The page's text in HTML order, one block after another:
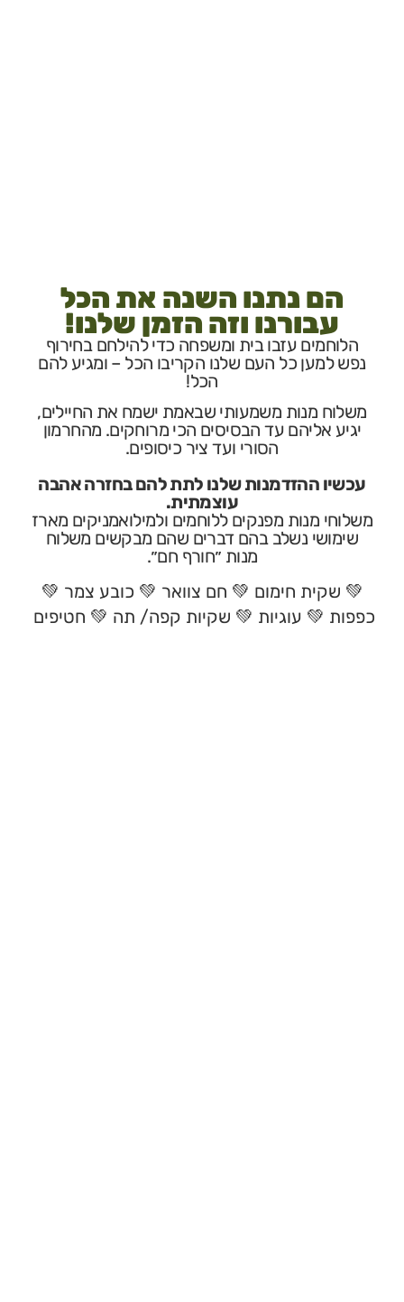
הם נתנו השנה את הכל
עבורנו וזה הזמן שלנו!
עזבו בית ומשפחה כדי להילחם בחירוף
למען כל העם שלנו הקריבו הכל – ומגיע להם
מנות משמעותי שבאמת ישמח את החיילים,
אליהם עד הבסיסים הכי מרוחקים. מהחרמון
הסורי ועד ציר כיסופים.
ההזדמנות שלנו לתת להם בחזרה אהבה
עוצמתית.
מנות מפנקים ללוחמים ולמילואמניקים מארז
נשלב בהם דברים שהם מבקשים משלוח
מנות ״חורף חם״.
שקית חימום💚חם צוואר💚כובע צמר💚
💚עוגיות💚שקיות קפה/תה💚 חטיפים